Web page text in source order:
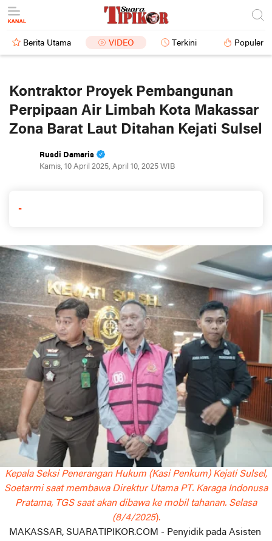
Berita Utama VIDEO Terkini Populer
Kontraktor Proyek Pembangunan
Perpipaan Air Limbah Kota Makassar
Zona Barat Laut Ditahan Kejati Sulsel
Rusdi Damaris
Kamis, 10 April 2025, April 10, 2025 WIB
-
Kepala Seksi Penerangan Hukum (Kasi Penkum) Kejati Sulsel,
Soetarmi saat membawa Direktur Utama PT. Karaga Indonusa
Pratama, TGS saat akan dibawa ke mobil tahanan. Selasa
(8/4/2025).
MAKASSAR, SUARATIPIKOR.COM - Penyidik pada Asisten